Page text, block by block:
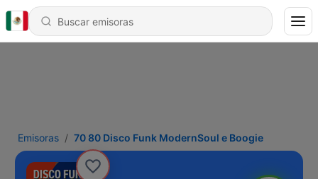
Emisoras 70 80 Disco Funk ModernSoul e Boogie